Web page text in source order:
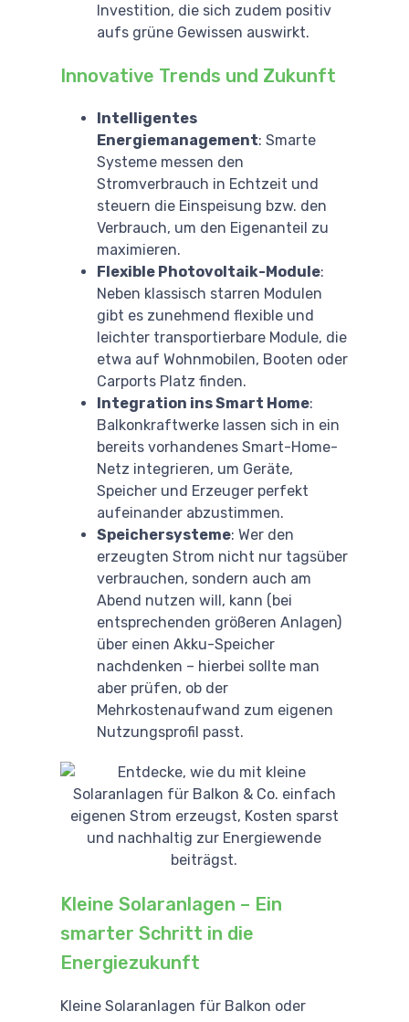
Investition, die sich zudem positiv
aufs grüne Gewissen auswirkt.
Innovative Trends und Zukunft
Intelligentes
Energiemanagement: Smarte
Systeme messen den
Stromverbrauch in Echtzeit und
steuern die Einspeisung bzw. den
Verbrauch, um den Eigenanteil zu
maximieren.
Flexible Photovoltaik-Module:
Neben klassisch starren Modulen
gibt es zunehmend flexible und
leichter transportierbare Module, die
etwa auf Wohnmobilen, Booten oder
Carports Platz finden.
Integration ins Smart Home:
Balkonkraftwerke lassen sich in ein
bereits vorhandenes Smart-Home-
Netz integrieren, um Geräte,
Speicher und Erzeuger perfekt
aufeinander abzustimmen.
Speichersysteme: Wer den
erzeugten Strom nicht nur tagsüber
verbrauchen, sondern auch am
Abend nutzen will, kann (bei
entsprechenden größeren Anlagen)
über einen Akku-Speicher
nachdenken – hierbei sollte man
aber prüfen, ob der
Mehrkostenaufwand zum eigenen
Nutzungsprofil passt.
Kleine Solaranlagen – Ein
smarter Schritt in die
Energiezukunft
Kleine Solaranlagen für Balkon oder